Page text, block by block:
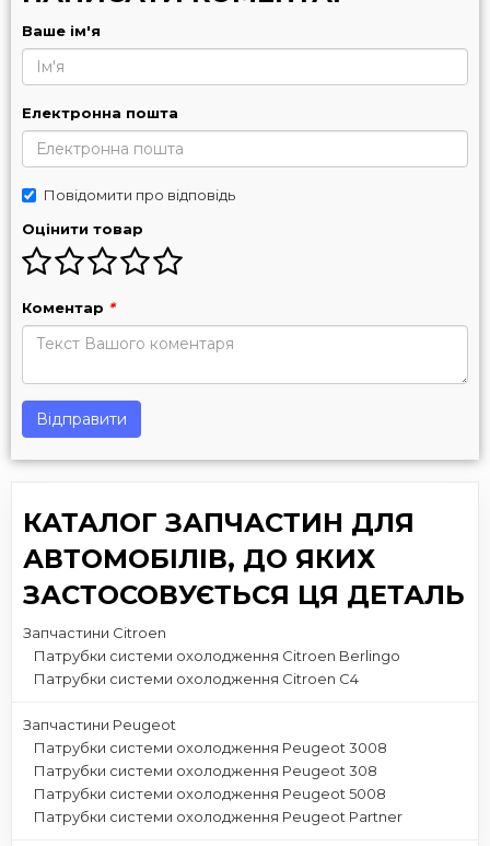
Ваше ім'я
Електронна пошта
Повідомити про відповідь
Оцінити товар
Коментар *
Відправити
КАТАЛОГ ЗАПЧАСТИН ДЛЯ
АВТОМОБІЛІВ, ДО ЯКИХ
ЗАСТОСОВУЄТЬСЯ ЦЯ ДЕТАЛЬ
Запчастини Citroen
Патрубки системи охолодження Citroen Berlingo
Патрубки системи охолодження Citroen C4
Запчастини Peugeot
Патрубки системи охолодження Peugeot 3008
Патрубки системи охолодження Peugeot 308
Патрубки системи охолодження Peugeot 5008
Патрубки системи охолодження Peugeot Partner